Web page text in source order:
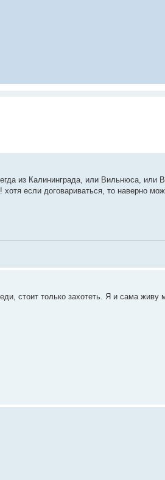
из Калининграда, или Вильнюса, или
если договариваться, то наверно
стоит только захотеть. Я и сама